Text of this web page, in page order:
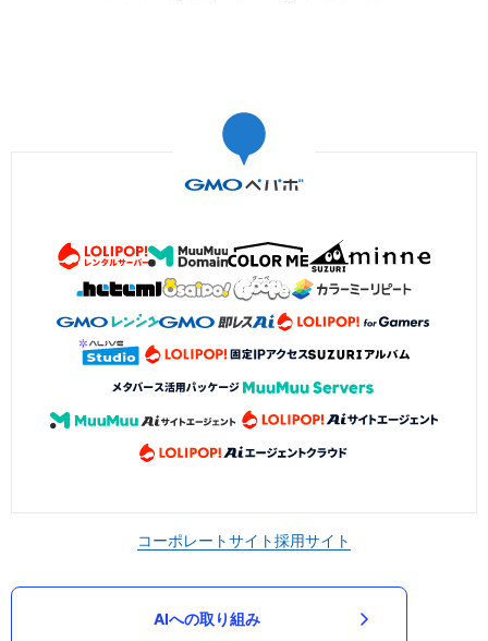
コーポレートサイト採用サイト
AIへの取り組み